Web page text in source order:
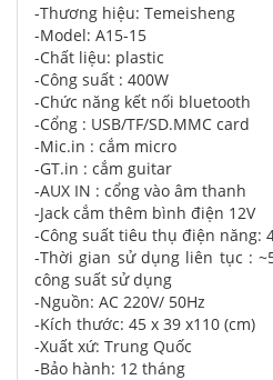
-Thương hiệu: Temeisheng
-Model: A15-15
-Chất liệu: plastic
-Công suất : 400W
-Chức năng kết nối bluetooth
-Cổng : USB/TF/SD.MMC card
-Mic.in : cắm micro
-GT.in : cắm guitar
-AUX IN : cổng vào âm thanh
-Jack cắm thêm bình điện 12V
-Công suất tiêu thụ điện năng:
-Thời gian sử dụng liên tục :
công suất sử dụng
-Nguồn: AC 220V/ 50Hz
-Kích thước: 45 x 39 x110 (cm)
-Xuất xứ: Trung Quốc
-Bảo hành: 12 tháng